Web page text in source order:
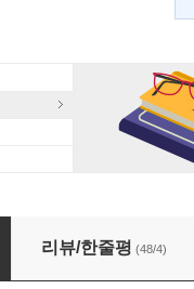
다
리뷰/한줄평 (48/4)